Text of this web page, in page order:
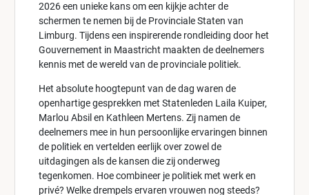
2026 een unieke kans om een kijkje achter de
schermen te nemen bij de Provinciale Staten van
Limburg. Tijdens een inspirerende rondleiding door het
Gouvernement in Maastricht maakten de deelnemers
kennis met de wereld van de provinciale politiek.
Het absolute hoogtepunt van de dag waren de
openhartige gesprekken met Statenleden Laila Kuiper,
Marlou Absil en Kathleen Mertens. Zij namen de
deelnemers mee in hun persoonlijke ervaringen binnen
de politiek en vertelden eerlijk over zowel de
uitdagingen als de kansen die zij onderweg
tegenkomen. Hoe combineer je politiek met werk en
privé? Welke drempels ervaren vrouwen nog steeds?